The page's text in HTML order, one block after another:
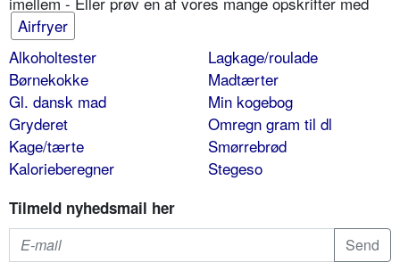
Airfryer
Alkoholtester
Børnekokke
Gl. dansk mad
Gryderet
Kage/tærte
Kalorieberegner
Lagkage/roulade
Madtærter
Min kogebog
Omregn gram til dl
Smørrebrød
Stegeso
Tilmeld nyhedsmail her